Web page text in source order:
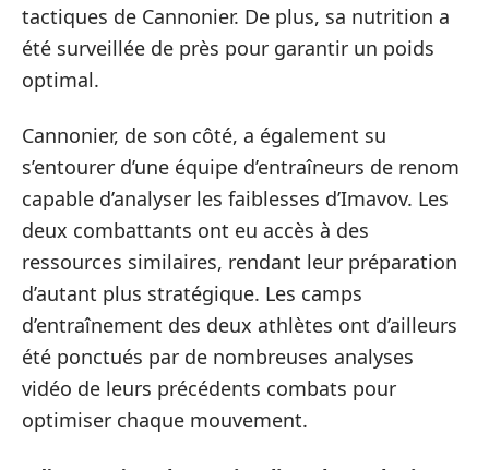
tactiques de Cannonier. De plus, sa nutrition a
été surveillée de près pour garantir un poids
optimal.
Cannonier, de son côté, a également su
s’entourer d’une équipe d’entraîneurs de renom
capable d’analyser les faiblesses d’Imavov. Les
deux combattants ont eu accès à des
ressources similaires, rendant leur préparation
d’autant plus stratégique. Les camps
d’entraînement des deux athlètes ont d’ailleurs
été ponctués par de nombreuses analyses
vidéo de leurs précédents combats pour
optimiser chaque mouvement.